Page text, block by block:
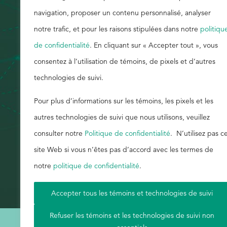
navigation, proposer un contenu personnalisé, analyser
notre trafic, et pour les raisons stipulées dans notre
de confidentialité. En cliquant sur « Accepter tout », vous
consentez à l’utilisation de témoins, de pixels et d’autres
technologies de suivi.
Pour plus d’informations sur les témoins, les pixels et les
autres technologies de suivi que nous utilisons, veuillez
consulter notre Politique de confidentialité. N’utilisez pas
site Web si vous n’êtes pas d’accord avec les termes de
notre politique de confidentialité.
Refuser les témoins et les technologies de suivi non
Accepter tous les témoins et technologies de suivi
Rechercher